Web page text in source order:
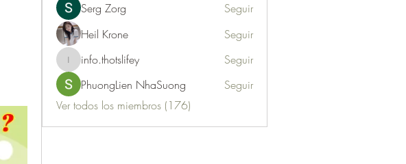
Serg Zorg
Seguir
Heil Krone
Seguir
info.thotslifey
info.thotslifey
Seguir
PhuongLien NhaSuong
Seguir
Ver todos los miembros (176)